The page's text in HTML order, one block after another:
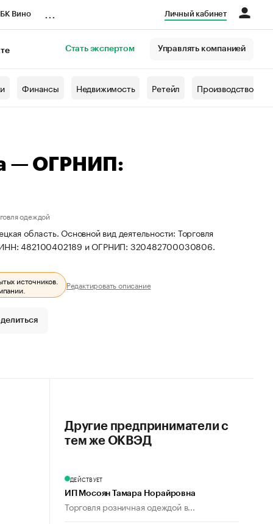
Вино Личный кабинет
Стать экспертом Управлять компанией
Финансы Недвижимость Ретейл Производство
— ОГРНИП:
одеждой
область. Основной вид деятельности: Торговля
ИНН: 482100402189 и ОГРНИП: 320482700030806.
источников.
Редактировать описание
Другие предприниматели с
тем же ОКВЭД
ДЕЙСТВУЕТ
ИП Мосоян Тамара Норайровна
Торговля розничная одеждой в...